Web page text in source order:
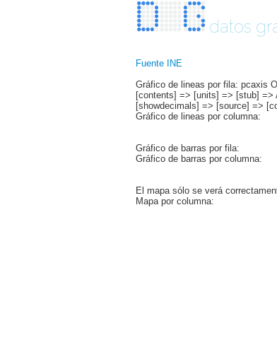
datos
Fuente INE
Gráfico de lineas por fila: pcaxis
[contents] => [units] => [stub] =>
[showdecimals] => [source] =>
Gráfico de lineas por columna:
Gráfico de barras por fila:
Gráfico de barras por columna:
El mapa sólo se verá
Mapa por columna: